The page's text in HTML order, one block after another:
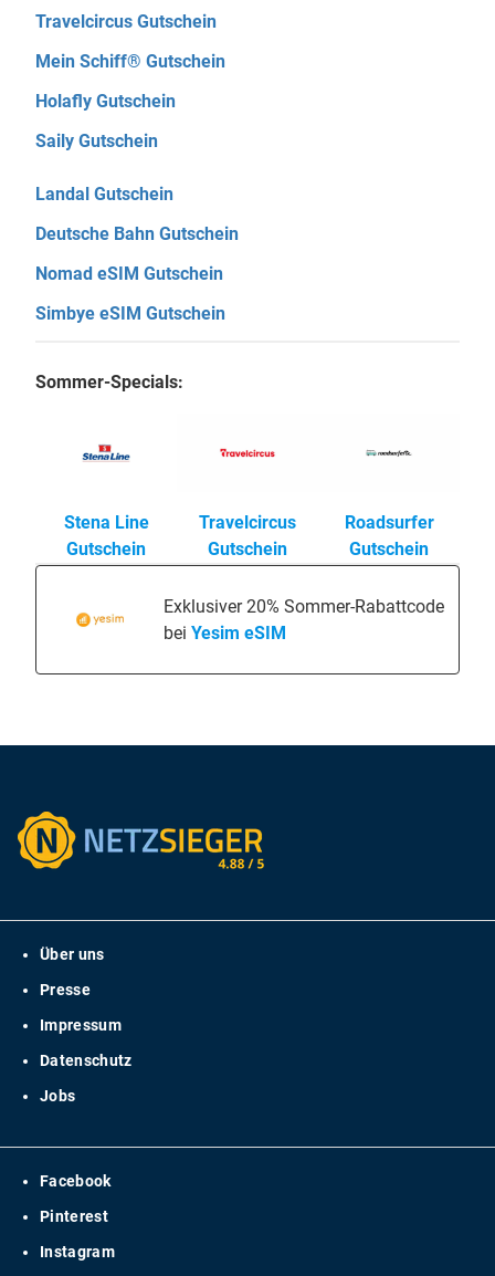
Travelcircus Gutschein
Mein Schiff® Gutschein
Holafly Gutschein
Saily Gutschein
Landal Gutschein
Deutsche Bahn Gutschein
Nomad eSIM Gutschein
Simbye eSIM Gutschein
Sommer-Specials:
Stena Line
Gutschein
Travelcircus
Gutschein
Roadsurfer
Gutschein
Exklusiver 20% Sommer-Rabattcode
bei Yesim eSIM
Über uns
Presse
Impressum
Datenschutz
Jobs
Facebook
Pinterest
Instagram